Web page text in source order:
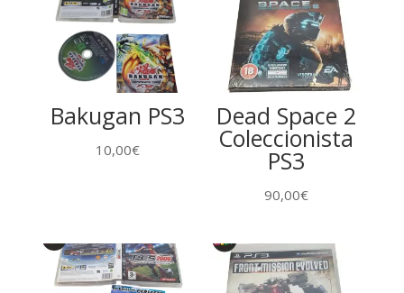
Bakugan PS3
10,00€
Dead Space 2
Coleccionista
PS3
90,00€